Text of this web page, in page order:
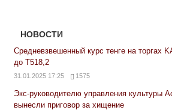
НОВОСТИ
Средневзвешенный курс тенге на торгах
до Т518,2
31.01.2025 17:25 1575
Экс-руководителю управления культуры
вынесли приговор за хищение